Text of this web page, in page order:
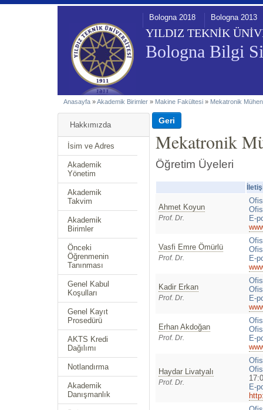
YILDIZ TEKNİK
Bologna Bilgi
Bologna 2018 Bologna 2013
Anasayfa »Akademik Birimler » Makine Fakültesi » Mekatronik
Hakkımızda
İsim ve Adres
Akademik
Yönetim
Akademik
Takvim
Akademik
Birimler
Önceki
Öğrenmenin
Tanınması
Genel Kabul
Koşulları
Genel Kayıt
Prosedürü
AKTS Kredi
Dağılımı
Notlandırma
Akademik
Danışmanlık
Mekatronik
Öğretim Üyeleri
Ahmet Koyun
Prof. Dr.
E-
Vasfi Emre Ömürlü
Prof. Dr.
E-
Kadir Erkan
Prof. Dr.
E-
Erhan Akdoğan
Prof. Dr.
E-
Haydar Livatyalı
Prof. Dr.
E-